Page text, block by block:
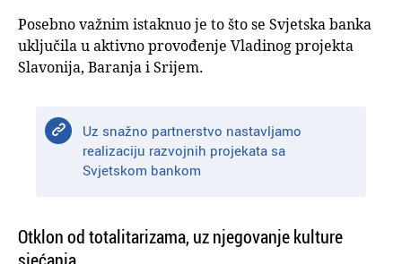
Posebno važnim istaknuo je to što se Svjetska banka
uključila u aktivno provođenje Vladinog projekta
Slavonija, Baranja i Srijem.
Uz snažno partnerstvo nastavljamo
realizaciju razvojnih projekata sa
Svjetskom bankom
Otklon od totalitarizama, uz njegovanje kulture